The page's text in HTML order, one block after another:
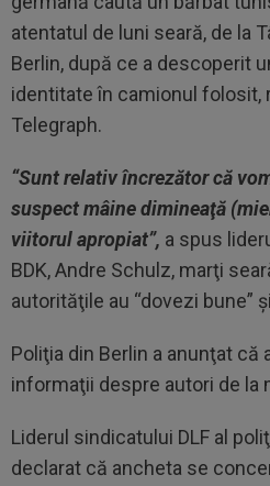
atentatul de luni seară, de la
Berlin, după ce a descoperit
identitate în camionul folosit,
Telegraph.
“Sunt relativ încrezător că
suspect mâine dimineaţă
viitorul apropiat”, a spus
BDK, Andre Schulz, marţi
autorităţile au “dovezi bune”
Poliţia din Berlin a anunţat că
informaţii despre autori de la
Liderul sindicatului DLF al
declarat că ancheta se